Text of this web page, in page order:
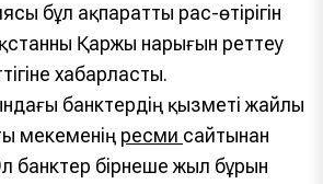
бұл ақпараттың рас-өтірігін
Қаржы нарығын реттеу
хабарласты.
банктердің қызметі жайлы
мекеменің ресми сайтынан
банктер бірнеше жыл бұрын